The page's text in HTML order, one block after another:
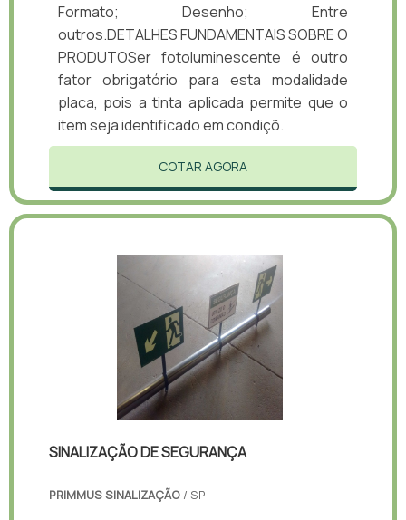
Formato; Desenho; Entre
outros.DETALHES FUNDAMENTAIS SOBRE O
PRODUTOSer fotoluminescente é outro
fator obrigatório para esta modalidade
placa, pois a tinta aplicada permite que o
item seja identificado em condiçõ.
COTAR AGORA
SINALIZAÇÃO DE SEGURANÇA
PRIMMUS SINALIZAÇÃO / SP